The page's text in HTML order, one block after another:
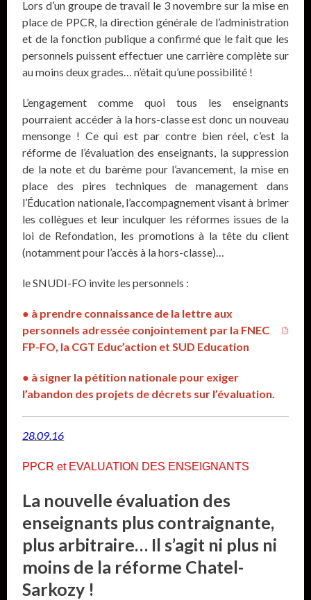
Lors d’un groupe de travail le 3 novembre sur la mise en
place de PPCR, la direction générale de l’administration
et de la fonction publique a confirmé que le fait que les
personnels puissent effectuer une carrière complète sur
au moins deux grades… n’était qu’une possibilité !
L’engagement comme quoi tous les enseignants
pourraient accéder à la hors-classe est donc un nouveau
mensonge ! Ce qui est par contre bien réel, c’est la
réforme de l’évaluation des enseignants, la suppression
de la note et du barème pour l’avancement, la mise en
place des pires techniques de management dans
l’Éducation nationale, l’accompagnement visant à brimer
les collègues et leur inculquer les réformes issues de la
loi de Refondation, les promotions à la tête du client
(notamment pour l’accès à la hors-classe)…
le SNUDI-FO invite les personnels :
● à prendre connaissance de la lettre aux
personnels adressée conjointement par la FNEC
FP-FO, la CGT Educ’action et SUD Education
● à signer la pétition nationale pour exiger
l’abandon des projets de décrets sur l’évaluation.
28.09.16
PPCR et EVALUATION DES ENSEIGNANTS
La nouvelle évaluation des
enseignants plus contraignante,
plus arbitraire… Il s’agit ni plus ni
moins de la réforme Chatel-
Sarkozy !